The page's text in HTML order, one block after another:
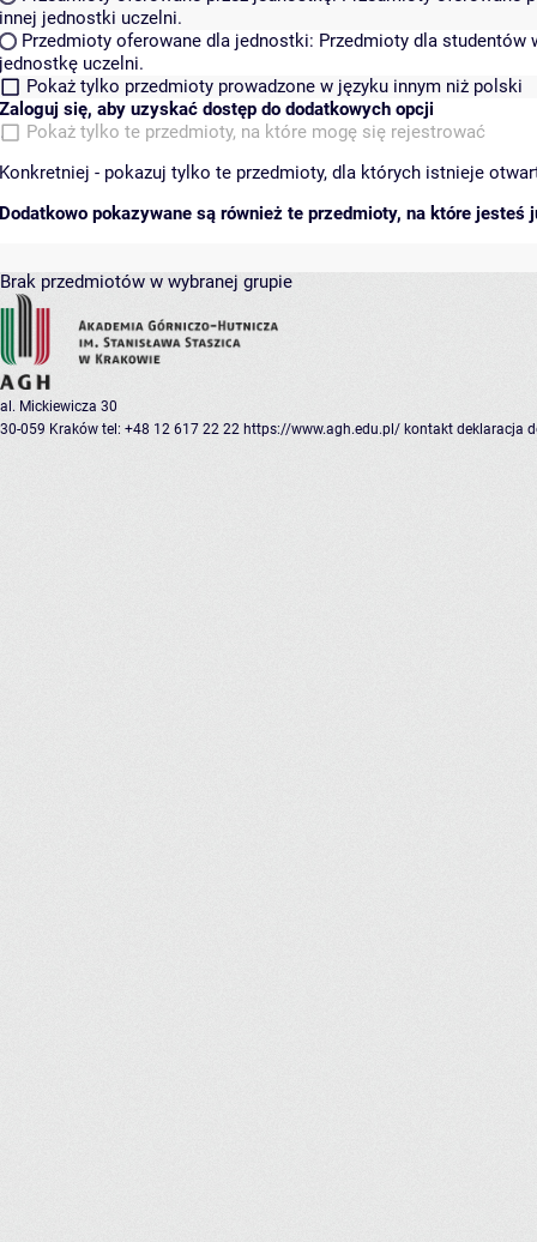
innej jednostki uczelni.
Przedmioty oferowane dla jednostki: Przedmioty dla studentów
jednostkę uczelni.
Pokaż tylko przedmioty prowadzone w języku innym niż polski
Zaloguj się, aby uzyskać dostęp do dodatkowych opcji
Pokaż tylko te przedmioty, na które mogę się rejestrować
Konkretniej - pokazuj tylko te przedmioty, dla których istnieje
Dodatkowo pokazywane są również te przedmioty, na które jesteś
Brak przedmiotów w wybranej grupie
al. Mickiewicza 30
30-059 Kraków tel: +48 12 617 22 22 https://www.agh.edu.pl/ kontakt deklaracja